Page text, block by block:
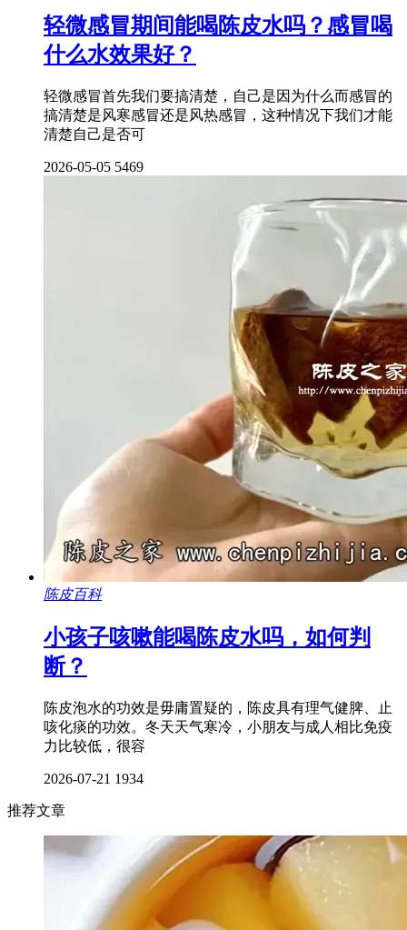
轻微感冒期间能喝陈皮水吗？感冒喝
什么水效果好？
轻微感冒首先我们要搞清楚，自己是因为什么而感冒的
搞清楚是风寒感冒还是风热感冒，这种情况下我们才能
清楚自己是否可
2026-05-05 5469
陈皮百科
小孩子咳嗽能喝陈皮水吗，如何判
断？
陈皮泡水的功效是毋庸置疑的，陈皮具有理气健脾、止
咳化痰的功效。冬天天气寒冷，小朋友与成人相比免疫
力比较低，很容
2026-07-21 1934
推荐文章